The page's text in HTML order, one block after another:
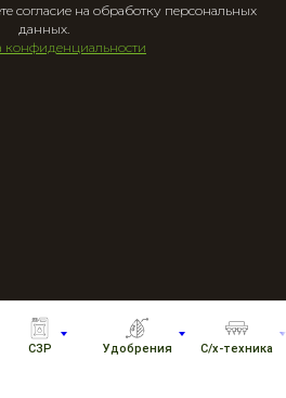
СЗР Удобрения С/х-техника
согласие на обработку персональных
данных.
конфиденциальности